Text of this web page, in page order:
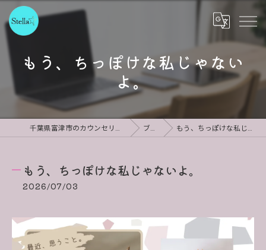
もう、ちっぽけな私じゃない
よ。
千葉県富津市のカウンセリングならStella ブログ もう、ちっぽけな私じゃないよ。
もう、ちっぽけな私じゃないよ。
2026/07/03